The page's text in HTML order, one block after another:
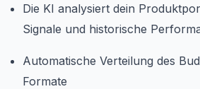
Die KI analysiert dein
Signale und historische
Automatische Verteilung des
Formate